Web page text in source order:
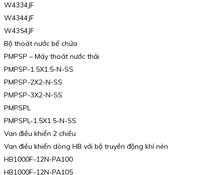
W4334JF
W4344JF
W4354JF
Bộ thoát nước bể chứa
PMPSP – Máy thoát nước thải
PMPSP-1.5X1.5-N-SS
PMPSP-2X2-N-SS
PMPSP-3X2-N-SS
PMPSPL
PMPSPL-1.5X1.5-N-SS
Van điều khiển 2 chiều
Van điều khiển dòng HB với bộ truyền động khí nén
HB1000F-12N-PA100
HB1000F-12N-PA105